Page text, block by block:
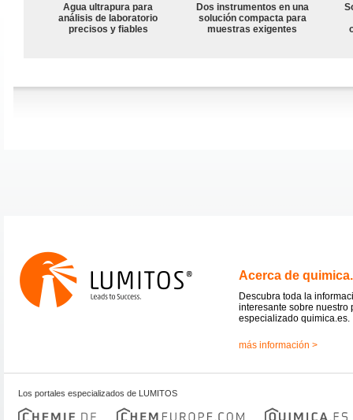
Agua ultrapura para
análisis de laboratorio
precisos y fiables
Dos instrumentos en una
solución compacta para
muestras exigentes
Acerca de
Descubra toda la
interesante sobre nuestro
especializado quimica.es.
más información >
Los portales especializados de LUMITOS